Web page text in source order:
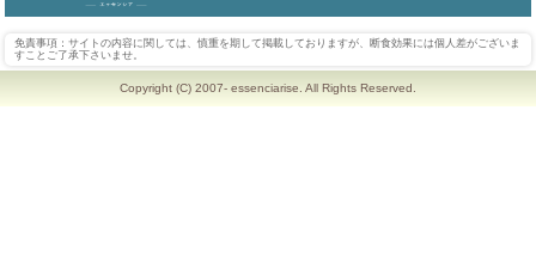
免責事項：サイトの内容に関しては、慎重を期して掲載しておりますが、断食効果には個人差がございま
すことご了承下さいませ。
Copyright (C) 2007- essenciarise. All Rights Reserved.